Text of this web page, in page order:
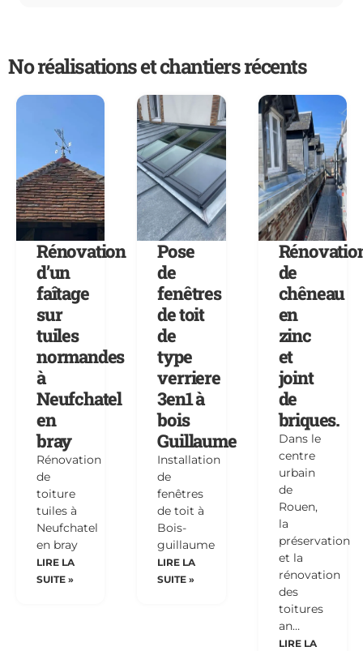
No réalisations et chantiers récents
Rénovation
d’un
faîtage
sur
tuiles
normandes
à
Neufchatel
en
bray
Rénovation
de
toiture
tuiles à
Neufchatel
en bray
LIRE LA
SUITE »
Pose
de
fenêtres
de toit
de
type
verriere
3en1 à
bois
Guillaume
Installation
de
fenêtres
de toit à
Bois-
guillaume
LIRE LA
SUITE »
de
chêneau
en
zinc
et
joint
de
briques.
Dans le
centre
urbain
de
Rouen,
la
préservation
et la
rénovation
des
toitures
an…
LIRE LA